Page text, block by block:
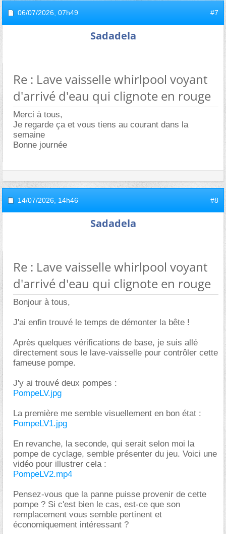
06/07/2026, 07h49 #7
Sadadela
Re : Lave vaisselle whirlpool voyant
d'arrivé d'eau qui clignote en rouge
Merci à tous,
Je regarde ça et vous tiens au courant dans la
semaine
Bonne journée
14/07/2026, 14h46 #8
Sadadela
Re : Lave vaisselle whirlpool voyant
d'arrivé d'eau qui clignote en rouge
Bonjour à tous,
J'ai enfin trouvé le temps de démonter la bête !
Après quelques vérifications de base, je suis allé
directement sous le lave-vaisselle pour contrôler cette
fameuse pompe.
J'y ai trouvé deux pompes :
PompeLV.jpg
La première me semble visuellement en bon état :
PompeLV1.jpg
En revanche, la seconde, qui serait selon moi la
pompe de cyclage, semble présenter du jeu. Voici une
vidéo pour illustrer cela :
PompeLV2.mp4
Pensez-vous que la panne puisse provenir de cette
pompe ? Si c'est bien le cas, est-ce que son
remplacement vous semble pertinent et
économiquement intéressant ?